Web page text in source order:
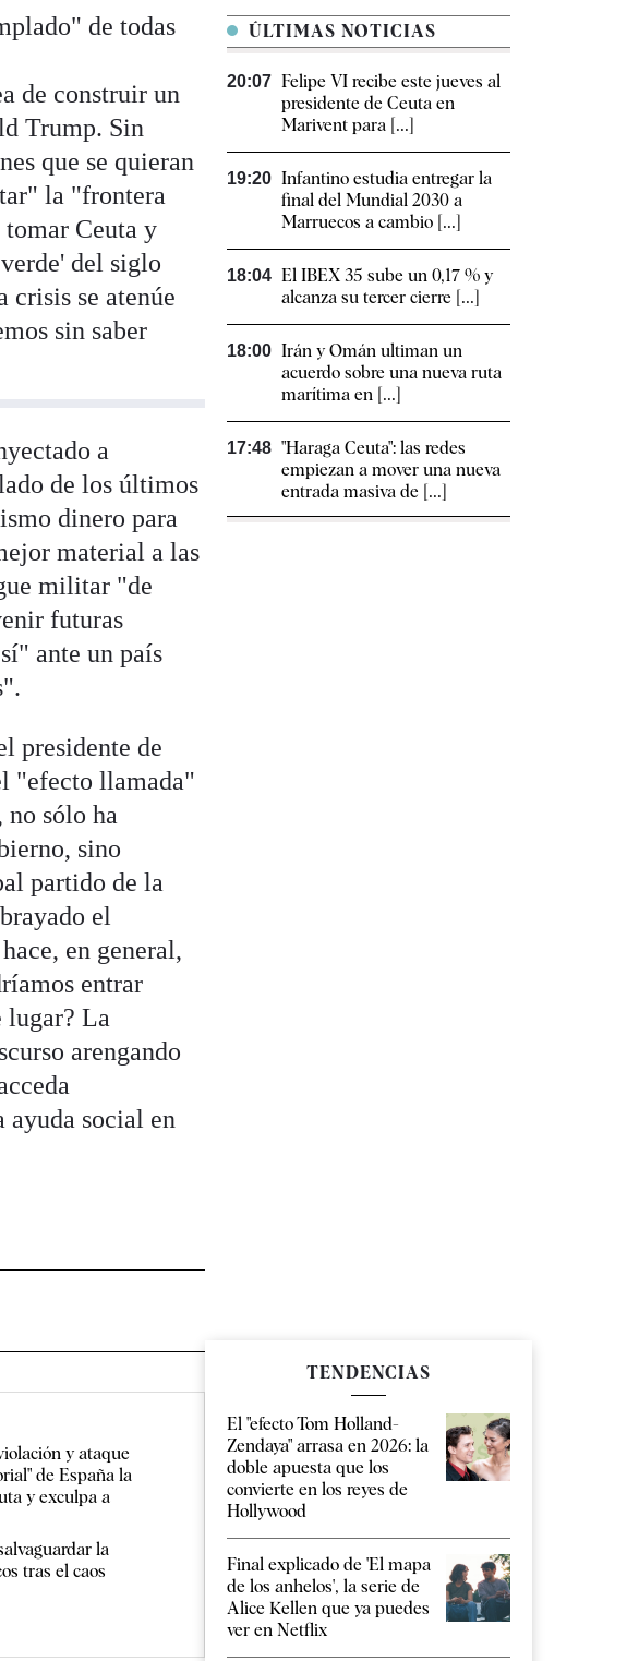
de todas
de construir un
Trump. Sin
que se quieran
la "frontera
Ceuta y
del siglo
crisis se atenúe
sin saber
a
de los últimos
dinero para
material a las
militar "de
futuras
ante un país
presidente de
"efecto llamada"
no sólo ha
sino
partido de la
el
en general,
entrar
lugar? La
arengando
ayuda social en
y ataque
de España la
y exculpa a
la
tras el caos
ÚLTIMAS NOTICIAS
20:07 Felipe VI recibe este jueves al
presidente de Ceuta en
Marivent para [...]
19:20 Infantino estudia entregar la
final del Mundial 2030 a
Marruecos a cambio [...]
18:04 El IBEX 35 sube un 0,17 % y
alcanza su tercer cierre [...]
18:00 Irán y Omán ultiman un
acuerdo sobre una nueva ruta
marítima en [...]
17:48 "Haraga Ceuta": las redes
empiezan a mover una nueva
entrada masiva de [...]
TENDENCIAS
El "efecto Tom Holland-
Zendaya" arrasa en 2026: la
doble apuesta que los
convierte en los reyes de
Hollywood
Final explicado de 'El mapa
de los anhelos', la serie de
Alice Kellen que ya puedes
ver en Netflix